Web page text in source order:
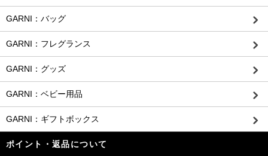
GARNI：バッグ
GARNI：フレグランス
GARNI：グッズ
GARNI：ベビー用品
GARNI：ギフトボックス
ポイント・返品について